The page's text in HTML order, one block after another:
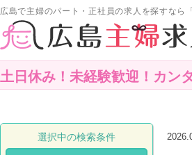
広島で主婦のパート・正社員の求人を探すなら
土日休み！未経験歓迎！カン
選択中の検索条件